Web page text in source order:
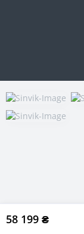
58 199 ₴